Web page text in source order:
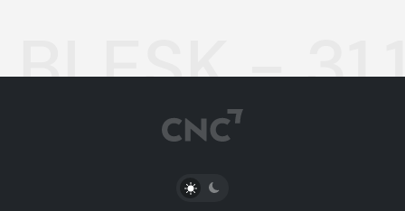
BLESK -
PŘEPNOUT SVĚTLÝ/TMAVÝ REŽIM